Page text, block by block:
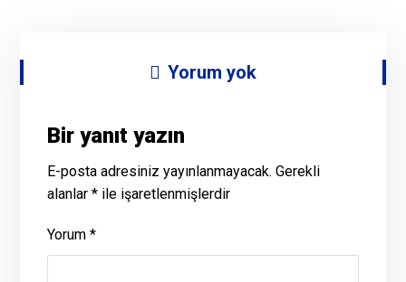
Yorum yok
Bir yanıt yazın
E-posta adresiniz yayınlanmayacak. Gerekli
alanlar* ile işaretlenmişlerdir
Yorum*